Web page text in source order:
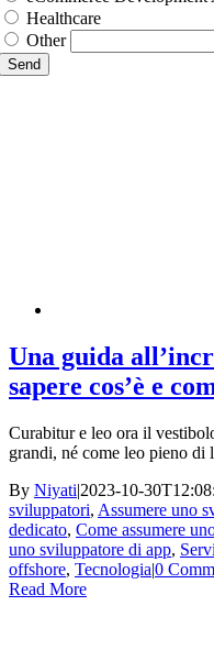
Healthcare
Other
Send
Una guida
sapere cos’è e
Curabitur e leo ora il
grandi, né come leo pieno di
By Niyati|2023-10-
sviluppatori, Assumere uno
dedicato, Come assumere
uno sviluppatore di app,
offshore, Tecnologia|0
Read More